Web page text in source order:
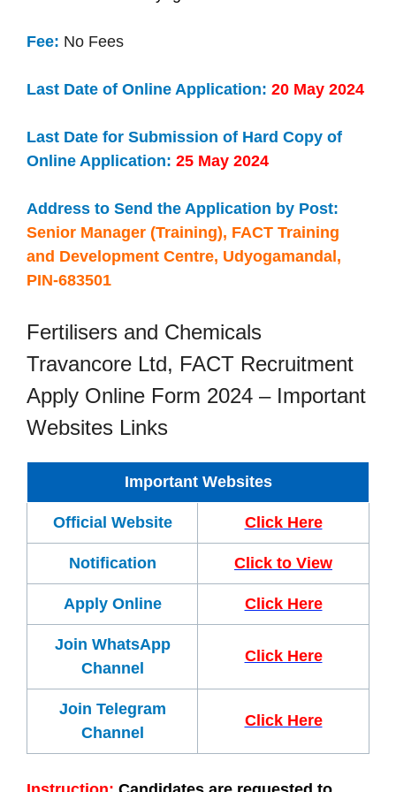
Fee: No Fees
Last Date of Online Application: 20 May 2024
Last Date for Submission of Hard Copy of
Online Application: 25 May 2024
Address to Send the Application by Post:
Senior Manager (Training), FACT Training
and Development Centre, Udyogamandal,
PIN-683501
Fertilisers and Chemicals
Travancore Ltd, FACT Recruitment
Apply Online Form 2024 – Important
Websites Links
Important Websites
Official Website Click Here
Notification Click to View
Apply Online Click Here
Join WhatsApp
Channel
Click Here
Join Telegram
Channel
Click Here